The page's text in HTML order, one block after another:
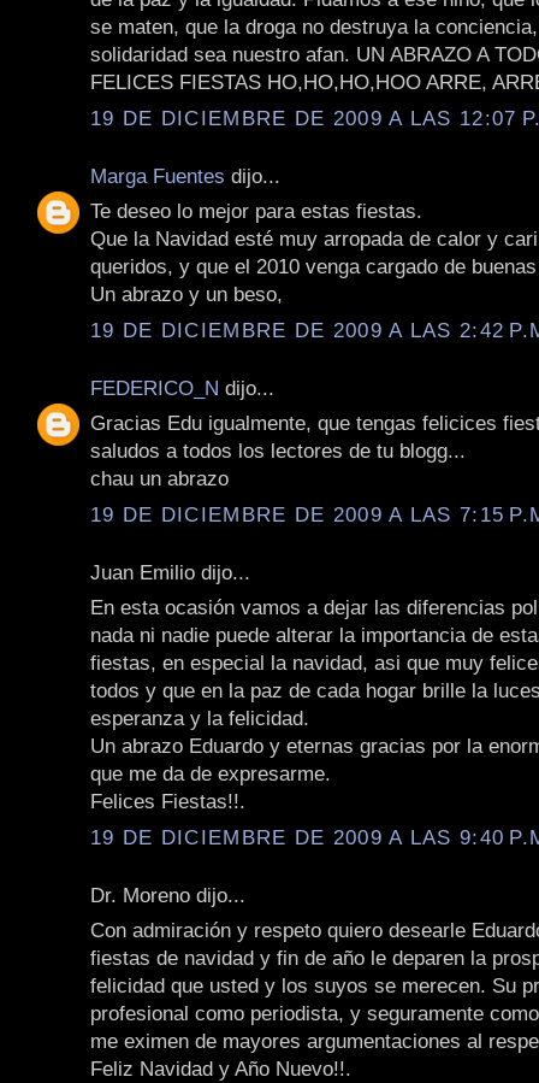
se maten, que la droga no destruya la
solidaridad sea nuestro afan. UN ABRAZO A
FELICES FIESTAS HO,HO,HO,HOO ARRE,
19 DE DICIEMBRE DE 2009 A LAS 12:07
Marga Fuentes dijo...
Te deseo lo mejor para estas fiestas.
Que la Navidad esté muy arropada de calor y
queridos, y que el 2010 venga cargado de
Un abrazo y un beso,
19 DE DICIEMBRE DE 2009 A LAS 2:42
FEDERICO_N dijo...
Gracias Edu igualmente, que tengas felicices
saludos a todos los lectores de tu blogg...
chau un abrazo
19 DE DICIEMBRE DE 2009 A LAS 7:15
Juan Emilio dijo...
En esta ocasión vamos a dejar las diferencias
nada ni nadie puede alterar la importancia de
fiestas, en especial la navidad, asi que muy
todos y que en la paz de cada hogar brille la
esperanza y la felicidad.
Un abrazo Eduardo y eternas gracias por la
que me da de expresarme.
Felices Fiestas!!.
19 DE DICIEMBRE DE 2009 A LAS 9:40
Dr. Moreno dijo...
Con admiración y respeto quiero desearle
fiestas de navidad y fin de año le deparen la
felicidad que usted y los suyos se merecen. Su
profesional como periodista, y seguramente
me eximen de mayores argumentaciones al
Feliz Navidad y Año Nuevo!!.